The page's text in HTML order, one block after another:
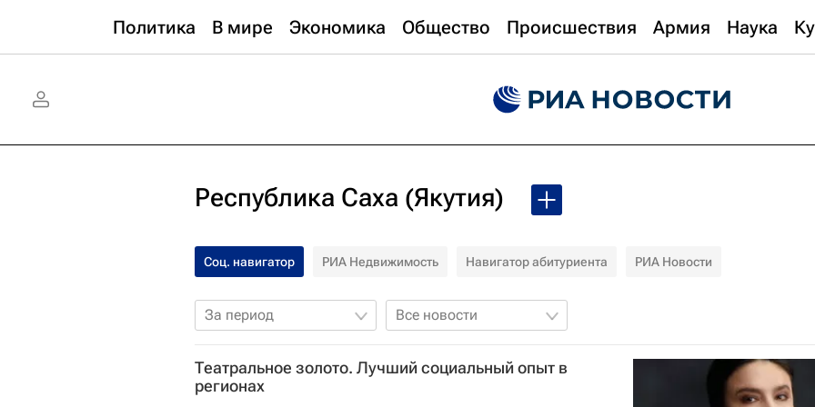
Политика В мире Экономика Общество Происшествия Армия Наука
Республика Саха (Якутия)
Соц. навигатор РИА Недвижимость Навигатор абитуриента РИА Новости
За период Все новости
Театральное золото. Лучший социальный опыт в
регионах